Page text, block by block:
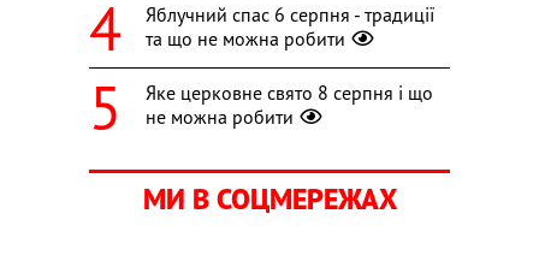
Яблучний спас 6 серпня - традиції
та що не можна робити
Яке церковне свято 8 серпня і що
не можна робити
МИ В СОЦМЕРЕЖАХ